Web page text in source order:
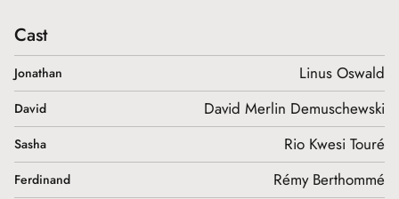
Cast
Jonathan Linus Oswald
David David Merlin Demuschewski
Sasha Rio Kwesi Touré
Ferdinand Rémy Berthommé